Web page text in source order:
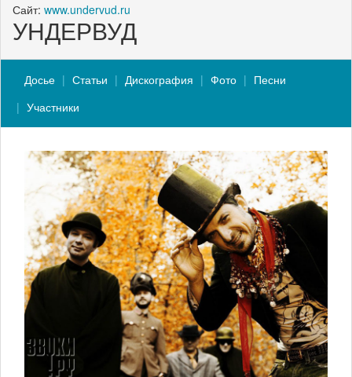
Сайт: www.undervud.ru
УНДЕРВУД
Досье Статьи Дискография Фото
Песни
Участники